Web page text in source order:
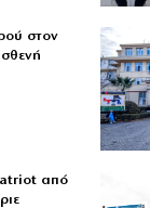
στον
από